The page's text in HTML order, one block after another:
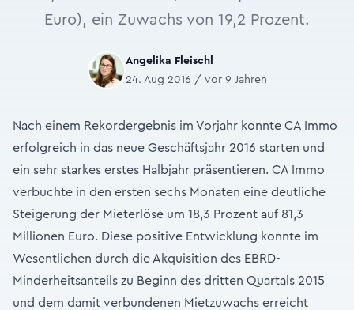
Euro), ein Zuwachs von 19,2 Prozent.
Angelika Fleischl
24. Aug 2016 / vor 9 Jahren
Nach einem Rekordergebnis im Vorjahr konnte CA Immo
erfolgreich in das neue Geschäftsjahr 2016 starten und
ein sehr starkes erstes Halbjahr präsentieren. CA Immo
verbuchte in den ersten sechs Monaten eine deutliche
Steigerung der Mieterlöse um 18,3 Prozent auf 81,3
Millionen Euro. Diese positive Entwicklung konnte im
Wesentlichen durch die Akquisition des EBRD-
Minderheitsanteils zu Beginn des dritten Quartals 2015
und dem damit verbundenen Mietzuwachs erreicht